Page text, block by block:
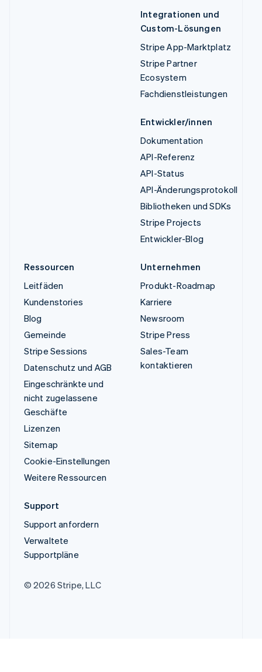
Integrationen und
Custom-Lösungen
Stripe App-Marktplatz
Stripe Partner
Ecosystem
Fachdienstleistungen
Entwickler/innen
Dokumentation
API-Referenz
API-Status
API-Änderungsprotokoll
Bibliotheken und SDKs
Stripe Projects
Entwickler-Blog
Ressourcen
Leitfäden
Kundenstories
Blog
Gemeinde
Stripe Sessions
Datenschutz und AGB
Eingeschränkte und
nicht zugelassene
Geschäfte
Lizenzen
Sitemap
Cookie-Einstellungen
Weitere Ressourcen
Unternehmen
Produkt-Roadmap
Karriere
Newsroom
Stripe Press
Sales-Team
kontaktieren
Support
Support anfordern
Verwaltete
Supportpläne
© 2026 Stripe, LLC